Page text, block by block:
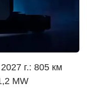
г.: 805 км
MW